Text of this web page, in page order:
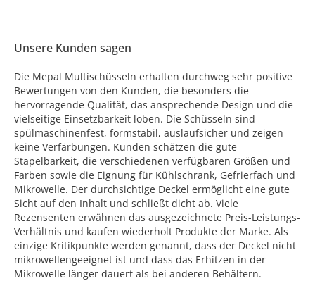
Unsere Kunden sagen
Die Mepal Multischüsseln erhalten durchweg sehr positive
Bewertungen von den Kunden, die besonders die
hervorragende Qualität, das ansprechende Design und die
vielseitige Einsetzbarkeit loben. Die Schüsseln sind
spülmaschinenfest, formstabil, auslaufsicher und zeigen
keine Verfärbungen. Kunden schätzen die gute
Stapelbarkeit, die verschiedenen verfügbaren Größen und
Farben sowie die Eignung für Kühlschrank, Gefrierfach und
Mikrowelle. Der durchsichtige Deckel ermöglicht eine gute
Sicht auf den Inhalt und schließt dicht ab. Viele
Rezensenten erwähnen das ausgezeichnete Preis-Leistungs-
Verhältnis und kaufen wiederholt Produkte der Marke. Als
einzige Kritikpunkte werden genannt, dass der Deckel nicht
mikrowellengeeignet ist und dass das Erhitzen in der
Mikrowelle länger dauert als bei anderen Behältern.